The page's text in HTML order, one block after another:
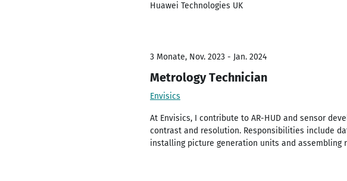
Huawei Technologies UK
3 Monate, Nov. 2023 - Jan. 2024
Metrology Technician
Envisics
At Envisics, I contribute to AR-HUD and sensor
contrast and resolution. Responsibilities include
installing picture generation units and assembling